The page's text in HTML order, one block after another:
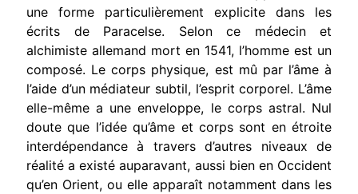
une forme particulièrement explicite dans les
écrits de Paracelse. Selon ce médecin et
alchimiste alle­mand mort en 1541, l’homme est un
composé. Le corps physique, est mû par l’âme à
l’aide d’un médiateur subtil, l’esprit corporel. L’âme
elle-même a une enveloppe, le corps astral. Nul
doute que l’idée qu’âme et corps sont en étroite
interdépendance à travers d’autres niveaux de
réalité a existé auparavant, aussi bien en Occi­dent
qu’en Orient, ou elle apparaît notamment dans les